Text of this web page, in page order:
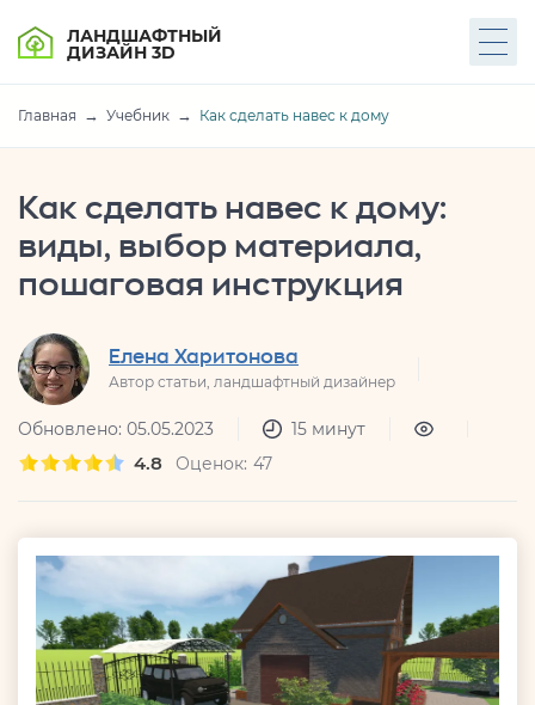
ЛАНДШАФТНЫЙ
ДИЗАЙН 3D
Главная Учебник Как сделать навес к дому
Как сделать навес к дому:
виды, выбор материала,
пошаговая инструкция
Елена Харитонова
Автор статьи, ландшафтный дизайнер
Обновлено: 05.05.2023 15 минут
4.8 Оценок: 47